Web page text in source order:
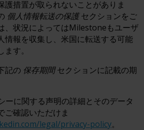
護措置が取られないことがありま
個人情報転送の保護 セクションをご
、状況によってはMilestoneもユーザ
情報を収集し、米国に転送する可能
す。
記の 保存期間 セクションに記載の期
ーに関する声明の詳細とそのデータ
ご確認いただけま
legal/privacy-policy。